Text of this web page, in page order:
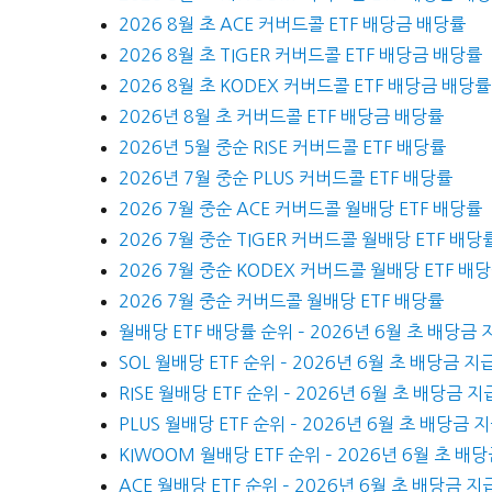
2026 8월 초 ACE 커버드콜 ETF 배당금 배당률
2026 8월 초 TIGER 커버드콜 ETF 배당금 배당률
2026 8월 초 KODEX 커버드콜 ETF 배당금 배당률
2026년 8월 초 커버드콜 ETF 배당금 배당률
2026년 5월 중순 RISE 커버드콜 ETF 배당률
2026년 7월 중순 PLUS 커버드콜 ETF 배당률
2026 7월 중순 ACE 커버드콜 월배당 ETF 배당률
2026 7월 중순 TIGER 커버드콜 월배당 ETF 배당
2026 7월 중순 KODEX 커버드콜 월배당 ETF 배
2026 7월 중순 커버드콜 월배당 ETF 배당률
월배당 ETF 배당률 순위 – 2026년 6월 초 배당금
SOL 월배당 ETF 순위 – 2026년 6월 초 배당금 지
RISE 월배당 ETF 순위 – 2026년 6월 초 배당금 지
PLUS 월배당 ETF 순위 – 2026년 6월 초 배당금
KIWOOM 월배당 ETF 순위 – 2026년 6월 초 배당
ACE 월배당 ETF 순위 – 2026년 6월 초 배당금 지